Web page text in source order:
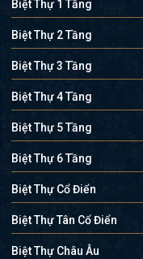
Biệt Thự 1 Tầng
Biệt Thự 2 Tầng
Biệt Thự 3 Tầng
Biệt Thự 4 Tầng
Biệt Thự 5 Tầng
Biệt Thự 6 Tầng
Biệt Thự Cổ Điển
Biệt Thự Tân Cổ Điển
Biệt Thự Châu Âu